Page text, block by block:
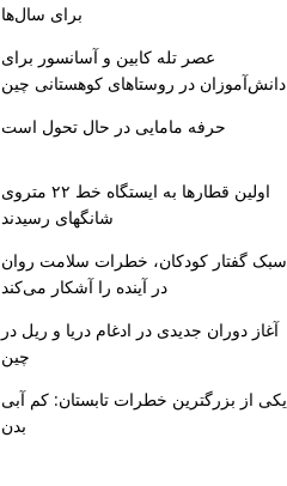
برای سال‌ها
عصر تله کابین و آسانسور برای
دانش‌آموزان در روستاهای کوهستانی چین
حرفه مامایی در حال تحول است
اولین قطارها به ایستگاه خط ۲۲ متروی
شانگهای رسیدند
سبک گفتار کودکان، خطرات سلامت روان
در آینده را آشکار می‌کند
آغاز دوران جدیدی در ادغام دریا و ریل در
چین
یکی از بزرگترین خطرات تابستان: کم آبی
بدن